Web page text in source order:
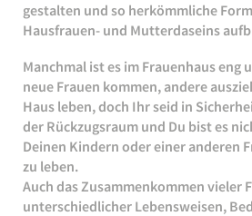
gestalten und so herkömmliche
Hausfrauen- und Mutterdaseins
Manchmal ist es im Frauenhaus eng
neue Frauen kommen, andere
Haus leben, doch Ihr seid in
der Rückzugsraum und Du bist es
Deinen Kindern oder einer anderen
zu leben.
Auch das Zusammenkommen vieler
unterschiedlicher Lebensweisen,